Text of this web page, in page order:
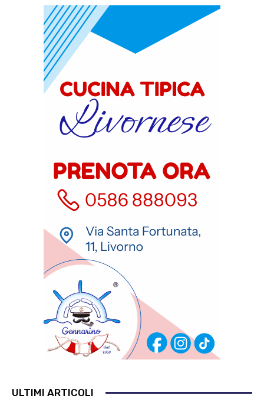
ULTIMI ARTICOLI